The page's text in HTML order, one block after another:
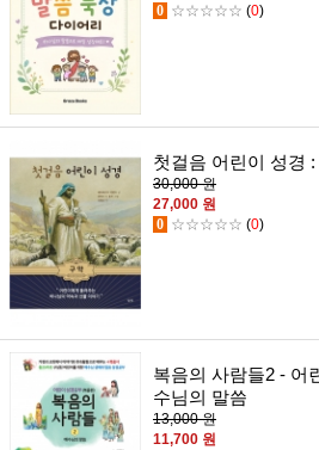
0 ☆☆☆☆☆ (0)
첫걸음 어린이 성경
30,000 원
27,000 원
0 ☆☆☆☆☆ (0)
복음의 사람들2 - 어
수님의 말씀
13,000 원
11,700 원